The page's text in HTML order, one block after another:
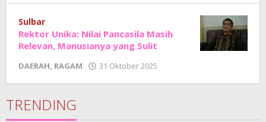
Junaedi
Sulbar
Rektor Unika: Nilai Pancasila Masih
Relevan, Manusianya yang Sulit
DAERAH, RAGAM 31 Oktober 2025
Junaedi
TRENDING